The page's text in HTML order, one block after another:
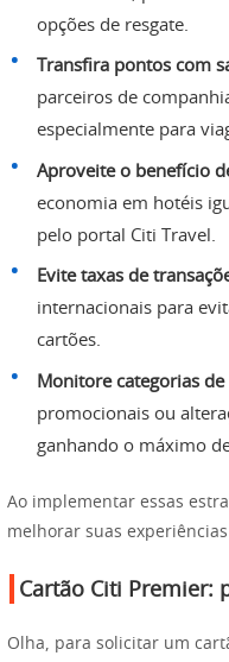
opções de resgate.
Transfira pontos com
parceiros de
especialmente para
Aproveite o benefício
economia em hotéis
pelo portal Citi Travel.
Evite taxas de
internacionais para
cartões.
Monitore categorias de
promocionais ou
ganhando o máximo
Ao implementar essas
melhorar suas experiências
Cartão Citi Premier:
Olha, para solicitar um